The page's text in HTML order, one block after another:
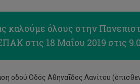
καλούμε όλους στην
στις 18 Μαΐου 2019 στις
οδού Οδός Αθηναΐδος Λανίτου